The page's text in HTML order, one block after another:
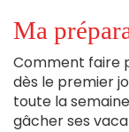
Ma
Comment faire
dès le premier
toute la
gâcher ses